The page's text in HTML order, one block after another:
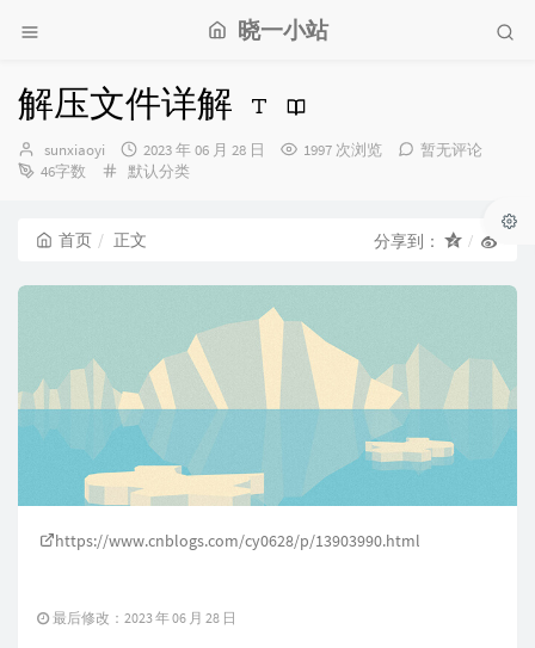
晓一小站
解压文件详解
博
主：
sunxiaoyi
发
布
2023 年 06 月 28 日 1997 次浏览
暂无评论
46字数
分
默认分类
首页 正文 分享到：
https://www.cnblogs.com/cy0628/p/13903990.html
最后修改：2023 年 06 月 28 日